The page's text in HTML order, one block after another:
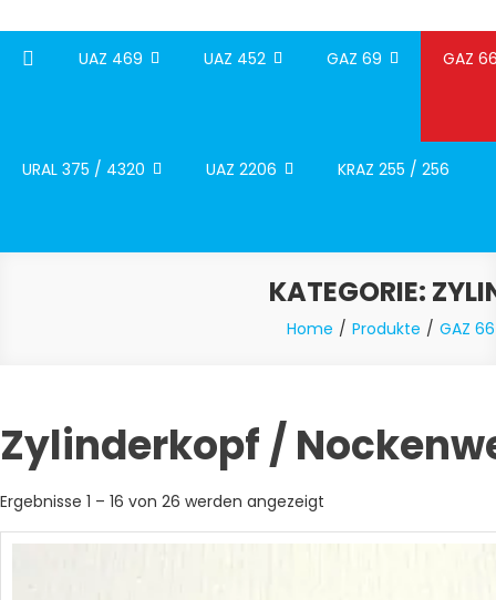
UAZ 469 UAZ 452 GAZ 69 GAZ
URAL 375 / 4320 UAZ 2206 KRAZ 255 / 256
KATEGORIE:
Home Produkte GAZ
Zylinderkopf /
Ergebnisse 1 – 16 von 26 werden angezeigt
Aktualität